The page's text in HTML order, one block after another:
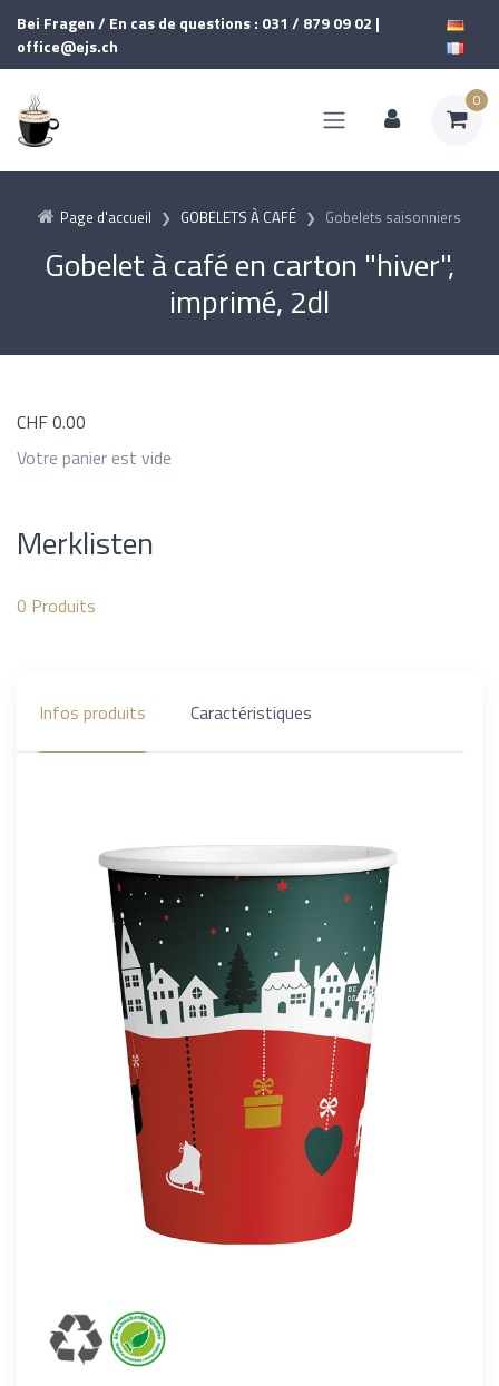
Bei Fragen / En cas de questions : 031 / 879 09 02 |
office@ejs.ch
0
Page d'accueil GOBELETS À CAFÉ Gobelets saisonniers
Gobelet à café en carton "hiver",
imprimé, 2dl
CHF0.00
Votre panier est vide
Merklisten
0 Produits
Infos produits Caractéristiques